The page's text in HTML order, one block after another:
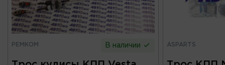
РЕМКОМ В наличии ASPARTS